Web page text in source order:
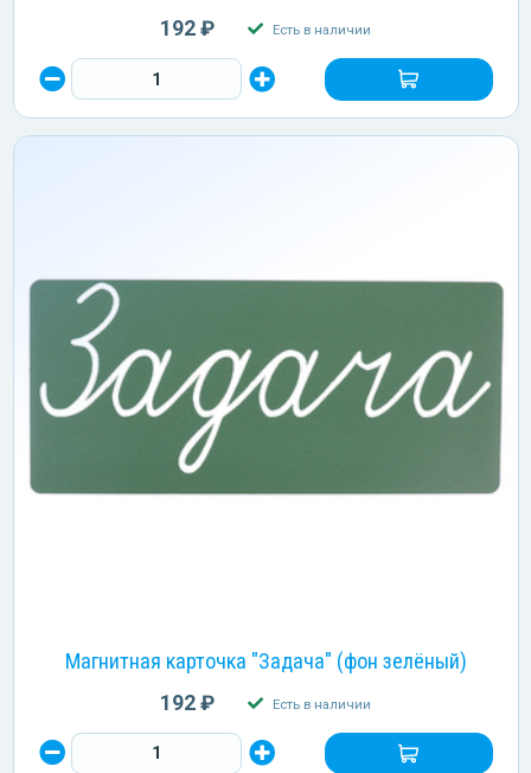
192 ₽ Есть в наличии
Магнитная карточка "Задача" (фон зелёный)
192 ₽ Есть в наличии